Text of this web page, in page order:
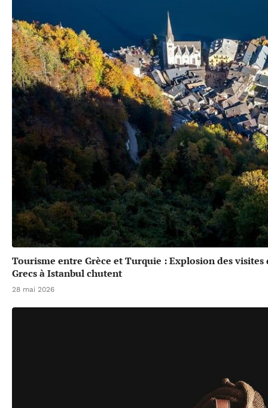
Tourisme entre Grèce et Turquie : Explosion des
Grecs à Istanbul chutent
28 mai 2026